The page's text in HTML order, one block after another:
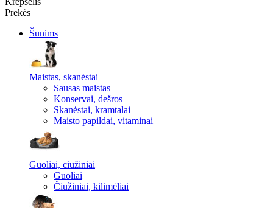
Prekės
Šunims
Maistas, skanėstai
Sausas maistas
Konservai, dešros
Skanėstai, kramtalai
Maisto papildai, vitaminai
Guoliai, ciužiniai
Guoliai
Čiužiniai, kilimėliai